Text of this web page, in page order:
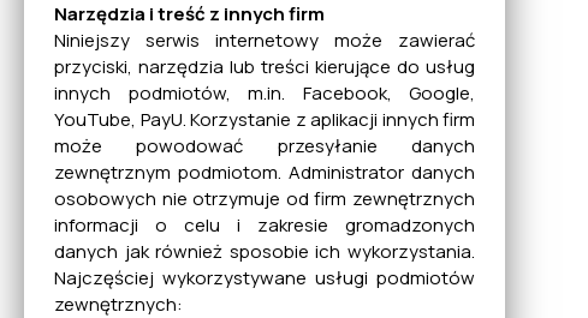
Narzędzia i treść z innych firm
Niniejszy serwis internetowy może zawierać
przyciski, narzędzia lub treści kierujące do usług
innych podmiotów, m.in. Facebook, Google,
YouTube, PayU. Korzystanie z aplikacji innych firm
może powodować przesyłanie danych
zewnętrznym podmiotom. Administrator danych
osobowych nie otrzymuje od firm zewnętrznych
informacji o celu i zakresie gromadzonych
danych jak również sposobie ich wykorzystania.
Najczęściej wykorzystywane usługi podmiotów
zewnętrznych: